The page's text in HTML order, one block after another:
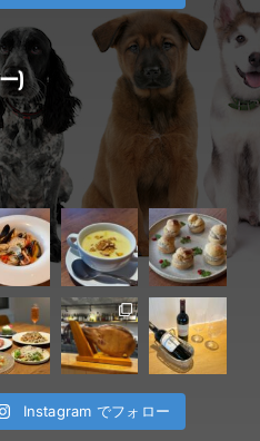
)
Instagram でフォロー